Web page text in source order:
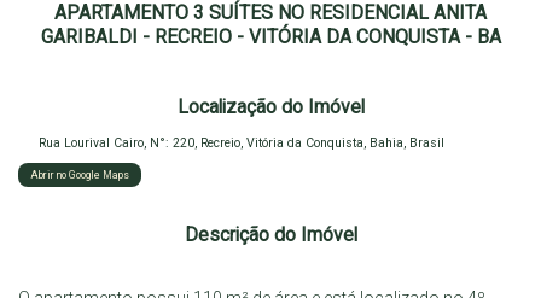
APARTAMENTO 3 SUÍTES NO RESIDENCIAL ANITA
GARIBALDI - RECREIO - VITÓRIA DA CONQUISTA - BA
Localização do Imóvel
Rua Lourival Cairo, N°: 220, Recreio, Vitória da Conquista, Bahia, Brasil
Abrir no Google Maps
Descrição do Imóvel